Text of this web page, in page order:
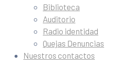
Biblioteca
Auditorio
Radio identidad
Quejas Denuncias
Nuestros contactos